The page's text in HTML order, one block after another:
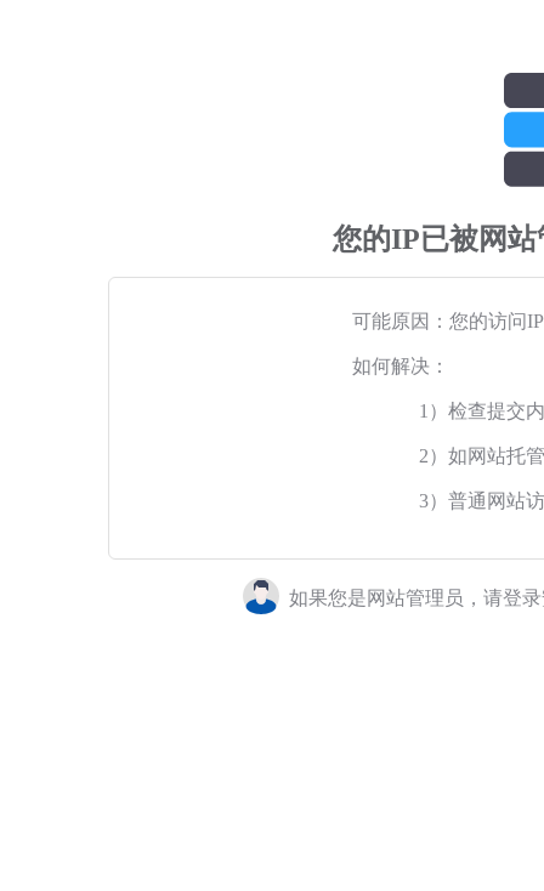
您的IP已被网
可能原因：您的访问
如何解决：
1）检查提交
2）如网站托
3）普通网站
如果您是网站管理员，请登